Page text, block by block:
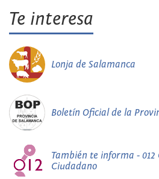
Te interesa
Lonja de Salamanca
Boletín Oficial de la
También te informa - 012
Ciudadano